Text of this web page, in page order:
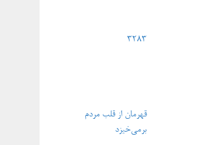
3283
قهرمان از قلب مردم
برمی‌خیزد